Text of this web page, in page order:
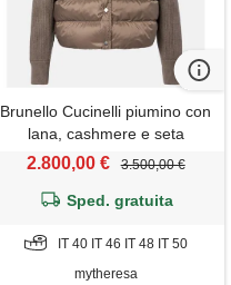
Brunello Cucinelli piumino con
lana, cashmere e seta
2.800,00 € 3.500,00 €
Sped. gratuita
IT 40 IT 46 IT 48 IT 50
mytheresa